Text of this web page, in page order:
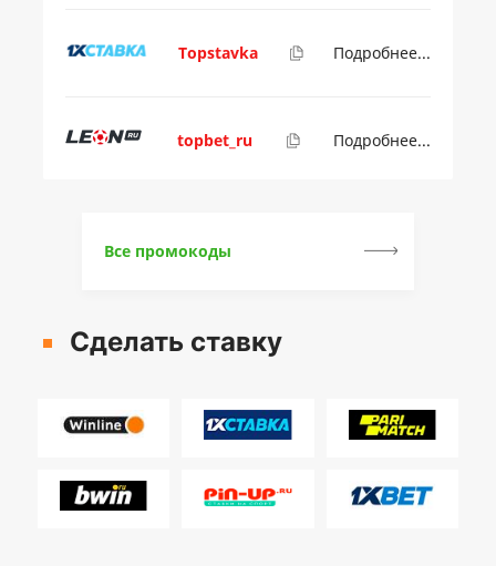
Topstavka Подробнее...
topbet_ru Подробнее...
Все промокоды
Сделать ставку